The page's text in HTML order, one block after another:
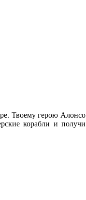
Твоему герою Алонсо
корабли и получи